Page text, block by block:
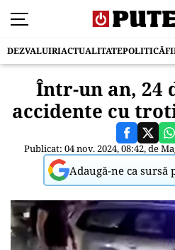
DEZVALUIRIACTUALITATEPOLITICĂ
Într-un an, 24
accidente cu
Publicat: 04 nov. 2024, 08:42, de
Adaugă-ne ca sursă